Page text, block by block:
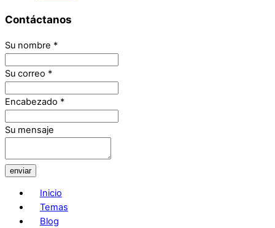
Contáctanos
Su nombre *
Su correo *
Encabezado *
Su mensaje
enviar
Inicio
Temas
Blog